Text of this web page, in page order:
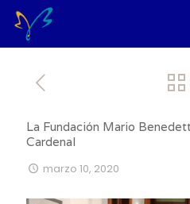
La Fundación Mario
Cardenal
marzo 10, 2020